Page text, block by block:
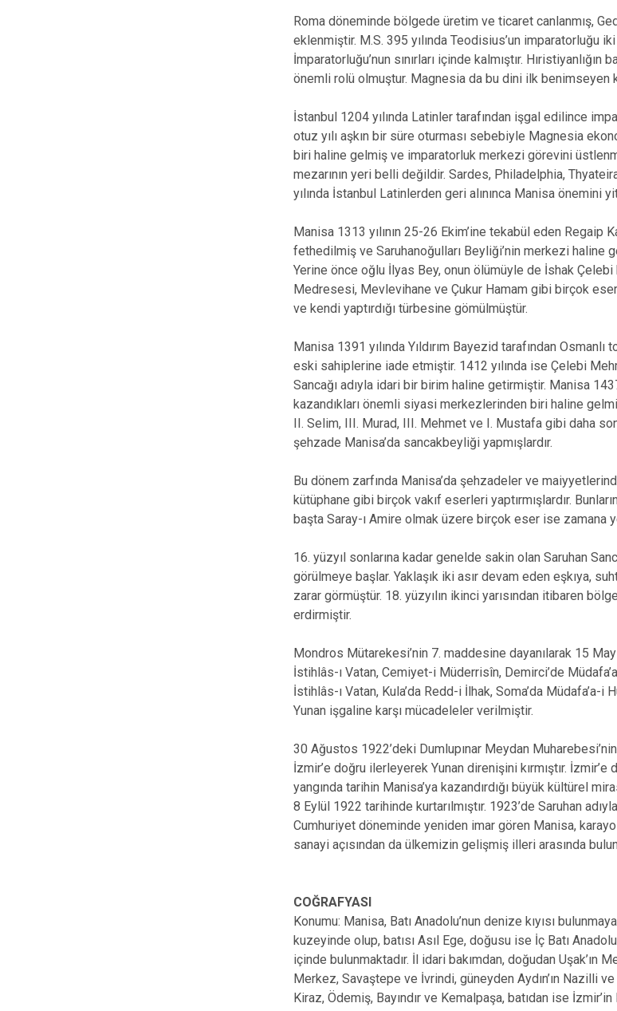
Roma döneminde bölgede üretim ve ticaret canlanmış,
eklenmiştir. M.S. 395 yılında Teodisius’un imparatorluğu
İmparatorluğu’nun sınırları içinde kalmıştır.
önemli rolü olmuştur. Magnesia da bu dini ilk
İstanbul 1204 yılında Latinler tarafından işgal edilince
otuz yılı aşkın bir süre oturması sebebiyle Magnesia
biri haline gelmiş ve imparatorluk merkezi görevini
mezarının yeri belli değildir. Sardes, Philadelphia,
yılında İstanbul Latinlerden geri alınınca Manisa önemini
Manisa 1313 yılının 25-26 Ekim’ine tekabül eden Regaip
fethedilmiş ve Saruhanoğulları Beyliği’nin merkezi haline
Yerine önce oğlu İlyas Bey, onun ölümüyle de İshak
Medresesi, Mevlevihane ve Çukur Hamam gibi birçok
ve kendi yaptırdığı türbesine gömülmüştür.
Manisa 1391 yılında Yıldırım Bayezid tarafından
eski sahiplerine iade etmiştir. 1412 yılında ise Çelebi
Sancağı adıyla idari bir birim haline getirmiştir. Manisa
kazandıkları önemli siyasi merkezlerinden biri haline
II. Selim, III. Murad, III. Mehmet ve I. Mustafa gibi daha
şehzade Manisa’da sancakbeyliği yapmışlardır.
Bu dönem zarfında Manisa’da şehzadeler ve
kütüphane gibi birçok vakıf eserleri yaptırmışlardır.
başta Saray-ı Amire olmak üzere birçok eser ise zamana
16. yüzyıl sonlarına kadar genelde sakin olan Saruhan
görülmeye başlar. Yaklaşık iki asır devam eden eşkıya,
zarar görmüştür. 18. yüzyılın ikinci yarısından itibaren
erdirmiştir.
Mondros Mütarekesi’nin 7. maddesine dayanılarak 15
İstihlâs-ı Vatan, Cemiyet-i Müderrisîn, Demirci’de
İstihlâs-ı Vatan, Kula’da Redd-i İlhak, Soma’da Müdafa’a-
Yunan işgaline karşı mücadeleler verilmiştir.
30 Ağustos 1922’deki Dumlupınar Meydan
İzmir’e doğru ilerleyerek Yunan direnişini kırmıştır.
yangında tarihin Manisa’ya kazandırdığı büyük kültürel
8 Eylül 1922 tarihinde kurtarılmıştır. 1923’de Saruhan
Cumhuriyet döneminde yeniden imar gören Manisa,
sanayi açısından da ülkemizin gelişmiş illeri arasında
COĞRAFYASI
Konumu: Manisa, Batı Anadolu’nun denize kıyısı
kuzeyinde olup, batısı Asıl Ege, doğusu ise İç Batı
içinde bulunmaktadır. İl idari bakımdan, doğudan Uşak’ın
Merkez, Savaştepe ve İvrindi, güneyden Aydın’ın Nazilli
Kiraz, Ödemiş, Bayındır ve Kemalpaşa, batıdan ise